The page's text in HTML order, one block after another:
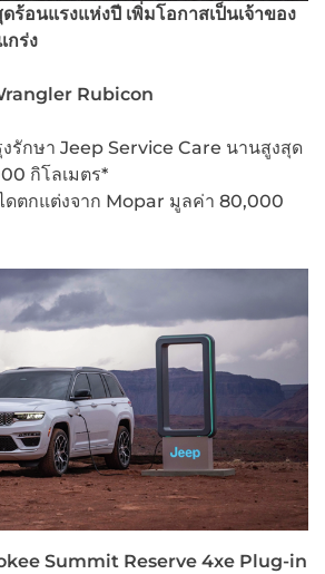
ร้อนแรงแห่งปี เพิ่มโอกาสเป็นเจ้าของ
กร่ง
Rubicon
รักษา Jeep Service Care นานสูงสุด
กิโลเมตร*
ดตกแต่งจาก Mopar มูลค่า 80,000
Summit Reserve 4xe Plug-in